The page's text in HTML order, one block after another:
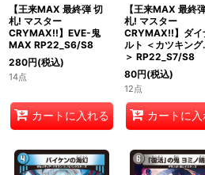
【王来MAX 最終弾 切
札! マスター
CRYMAX!!】EVE-鬼
MAX RP22_S6/S8
280円(税込)
14点
カートに入れる
【王来MAX 最終
札! マスター
CRYMAX!!】ダイ
ルト ＜カツキン
＞ RP22_S7/S8
80円(税込)
12点
カートに